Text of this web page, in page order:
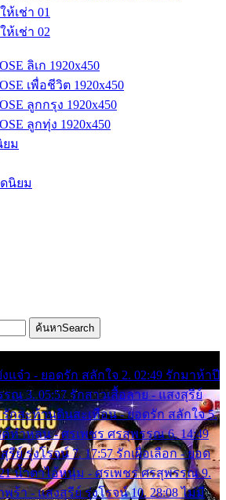
ค้นหาSearch
แจ๋ว - ยอดรัก สลักใจ 2. 02:49 รักมาห้าปี
ณ 3. 05:57 รักสาวเสื้อลาย - แสงสุรีย์
รักสะท้านดินสะเทือน - ยอดรัก สลักใจ 5.
ค์ทำหล่น - ศรเพชร ศรสุพรรณ 6. 14:49
รีย์ รุ่งโรจน์ 7. 17:57 รักเผื่อเลือก - ยอด
น้ำตาไอ้หนุ่ม - ศรเพชร ศรสุพรรณ 9.
ร้า - แสงสุรีย์ รุ่งโรจน์ 10. 28:08 ไม่มี